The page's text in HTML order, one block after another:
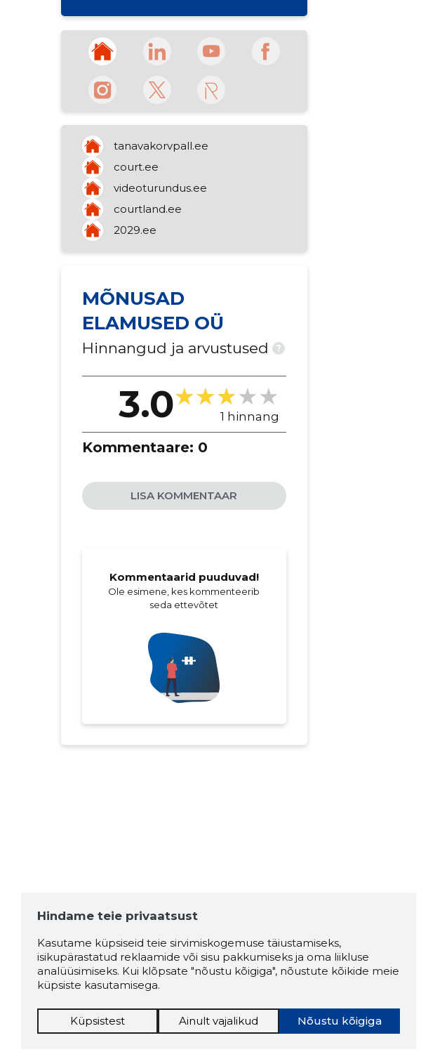
ärinõustamine
tanavakorvpall.ee
court.ee
videoturundus.ee
courtland.ee
2029.ee
MÕNUSAD
ELAMUSED OÜ
Hinnangud ja arvustused ?
3.0 1 hinnang
Kommentaare: 0
LISA KOMMENTAAR
Kommentaarid puuduvad!
Ole esimene, kes kommenteerib
seda ettevõtet
Hindame teie privaatsust
Kasutame küpsiseid teie sirvimiskogemuse täiustamiseks,
isikupärastatud reklaamide või sisu pakkumiseks ja oma liikluse
analüüsimiseks. Kui klõpsate "nõustu kõigiga", nõustute kõikide meie
küpsiste kasutamisega.
Nõustu kõigiga
Küpsistest Ainult vajalikud